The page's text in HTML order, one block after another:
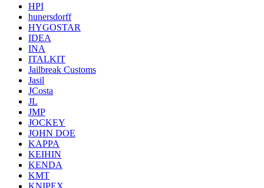
HPI
hunersdorff
HYGOSTAR
IDEA
INA
ITALKIT
Jailbreak Customs
Jasil
JCosta
JL
JMP
JOCKEY
JOHN DOE
KAPPA
KEIHIN
KENDA
KMT
KNIPEX